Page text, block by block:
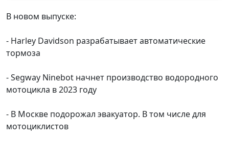
В новом выпуске:
- Harley Davidson разрабатывает автоматические
тормоза
- Segway Ninebot начнет производство водородного
мотоцикла в 2023 году
- В Москве подорожал эвакуатор. В том числе для
мотоциклистов